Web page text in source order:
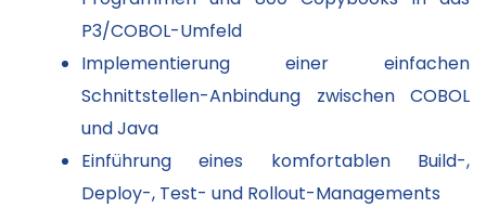
P3/COBOL-Umfeld
Implementierung einer einfachen
Schnittstellen-Anbindung zwischen COBOL
und Java
Einführung eines komfortablen Build-,
Deploy-, Test- und Rollout-Managements